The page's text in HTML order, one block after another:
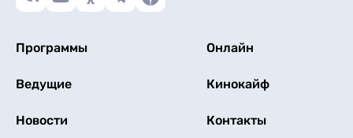
Программы Онлайн
Ведущие Кинокайф
Новости Контакты